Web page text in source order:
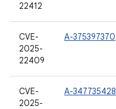
22412
CVE-
2025-
22409
A-375397370
CVE-
2025-
A-347735428